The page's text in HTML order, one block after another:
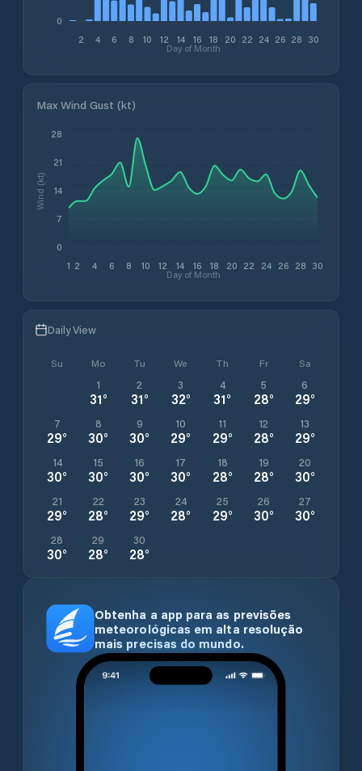
2 4 6 8 10 12 14 16 18 20 22 24 26 28 30
Day of Month
0
Max Wind Gust (kt)
1 2 4 6 8 10 12 14 16 18 20 22 24 26 28 30
Day of Month
0
7
14
21
28
Wind (kt)
Daily View
Su Mo Tu We Th Fr Sa
1
31°
2
31°
3
32°
4
31°
5
28°
6
29°
7
29°
8
30°
9
30°
10
29°
11
29°
12
28°
13
29°
14
30°
15
30°
16
30°
17
30°
18
28°
19
28°
20
30°
21
29°
22
28°
23
29°
24
28°
25
29°
26
30°
27
30°
28
30°
29
28°
30
28°
Obtenha a app para as previsões
meteorológicas em alta resolução
mais precisas do mundo.